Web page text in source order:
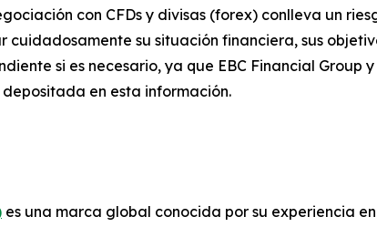
con CFDs y divisas (forex) conlleva un
cuidadosamente su situación financiera, sus
si es necesario, ya que EBC Financial Group
en esta información.
es una marca global conocida por su experiencia